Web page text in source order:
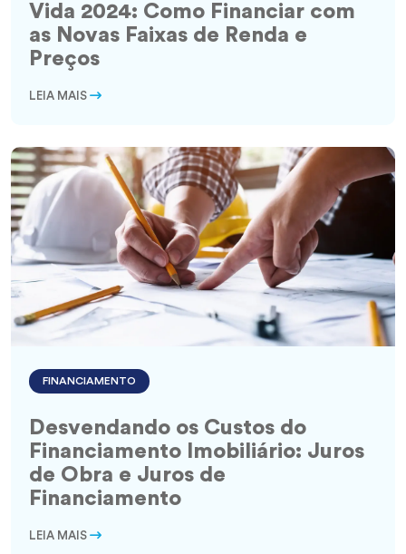
Vida 2024: Como Financiar com
as Novas Faixas de Renda e
Preços
LEIA MAIS
FINANCIAMENTO
Desvendando os Custos do
Financiamento Imobiliário: Juros
de Obra e Juros de
Financiamento
LEIA MAIS